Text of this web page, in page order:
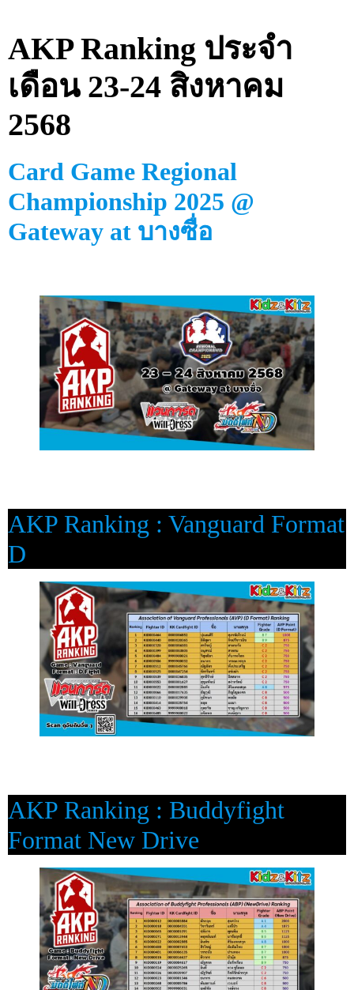
AKP Ranking ประจำ
เดือน 23-24 สิงหาคม
2568
Card Game Regional
Championship 2025 @
Gateway at บางซื่อ
AKP Ranking : Vanguard Format
D
AKP Ranking : Buddyfight
Format New Drive